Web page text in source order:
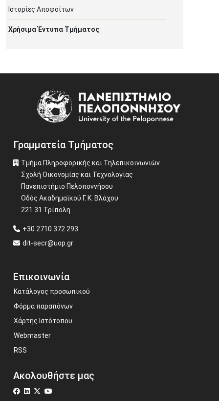
Ιστορίες Αποφοίτων
Χρήσιμα Έντυπα Τμήματος
Γραμματεία Τμήματος
Τμήμα Πληροφορικής και Τηλεπικοινωνιών
Σχολή Οικονομίας και Τεχνολογίας
Πανεπιστήμιο Πελοποννήσου
Οδός Ακαδημαϊκού Γ. Κ. Βλάχου
221 31 Τρίπολη
+30 2710 372 293
dit-secr@uop.gr
Επικοινωνία
Κατάλογος προσωπικού
Φόρμα παραπόνων
Χάρτης Ιστότοπου
Webmaster
RSS
Ακολουθήστε μας